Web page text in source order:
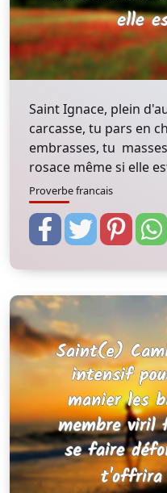
Saint Ignace, plein
carcasse, tu pars en
embrasses, tu
rosace même si elle
Proverbe francais